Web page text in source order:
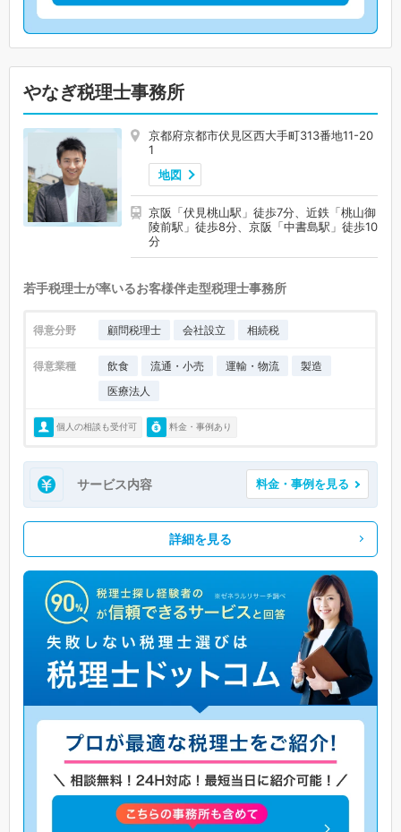
やなぎ税理士事務所
京都府京都市伏見区西大手町313番地11-20
1
地図
京阪「伏見桃山駅」徒歩7分、近鉄「桃山御
陵前駅」徒歩8分、京阪「中書島駅」徒歩10
分
若手税理士が率いるお客様伴走型税理士事務所
得意分野 顧問税理士 会社設立 相続税
得意業種 飲食 流通・小売 運輸・物流
製造
医療法人
個人の相談も受付可 料金・事例あり
サービス内容 料金・事例を見る
詳細を見る